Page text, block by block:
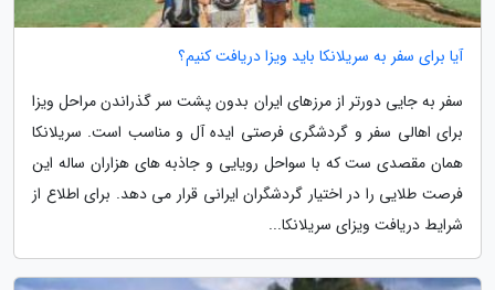
آیا برای سفر به سریلانکا باید ویزا دریافت کنیم؟
سفر به جایی دورتر از مرزهای ایران بدون پشت سر گذراندن مراحل ویزا
برای اهالی سفر و گردشگری فرصتی ایده آل و مناسب است. سریلانکا
همان مقصدی ست که با سواحل رویایی و جاذبه های هزاران ساله این
فرصت طلایی را در اختیار گردشگران ایرانی قرار می دهد. برای اطلاع از
شرایط دریافت ویزای سریلانکا...